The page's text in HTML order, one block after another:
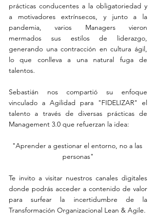
prácticas conducentes a la obligatoriedad y
a motivadores extrínsecos, y junto a la
pandemia, varios Managers vieron
mermados sus estilos de liderazgo,
generando una contracción en cultura ágil,
lo que conlleva a una natural fuga de
talentos.
Sebastián nos compartió su enfoque
vinculado a Agilidad para "FIDELIZAR" el
talento a través de diversas prácticas de
Management 3.0 que refuerzan la idea:
"Aprender a gestionar el entorno, no a las
personas"
Te invito a visitar nuestros canales digitales
donde podrás acceder a contenido de valor
para surfear la incertidumbre de la
Transformación Organizacional Lean & Agile.